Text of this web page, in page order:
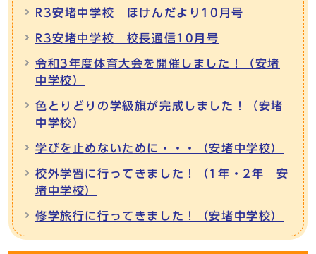
R3安堵中学校 ほけんだより10月号
R3安堵中学校 校長通信10月号
令和3年度体育大会を開催しました！（安堵
中学校）
色とりどりの学級旗が完成しました！（安堵
中学校）
学びを止めないために・・・（安堵中学校）
校外学習に行ってきました！（1年・2年 安
堵中学校）
修学旅行に行ってきました！（安堵中学校）